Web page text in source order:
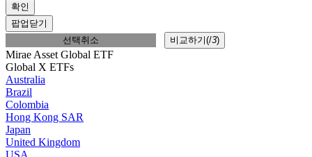
확인
팝업닫기
선택취소
비교하기(/3)
Mirae Asset Global ETF
Global X ETFs
Australia
Brazil
Colombia
Hong Kong SAR
Japan
United Kingdom
USA